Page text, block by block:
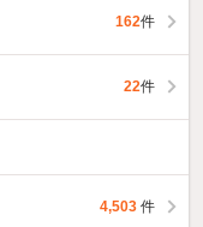
162件
22件
4,503 件